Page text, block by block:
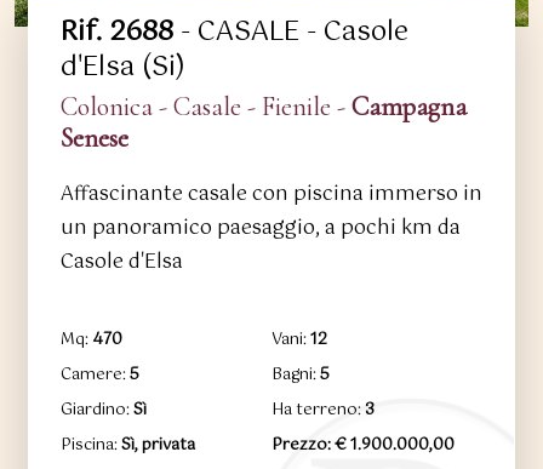
Rif. 2688- CASALE - Casole
d'Elsa (Si)
Colonica - Casale - Fienile -Campagna
Senese
Affascinante casale con piscina immerso in
un panoramico paesaggio, a pochi km da
Casole d'Elsa
Mq:470 Vani:12
Camere:5 Bagni:5
Giardino:Sì Ha terreno:3
Piscina:Sì, privata Prezzo: € 1.900.000,00